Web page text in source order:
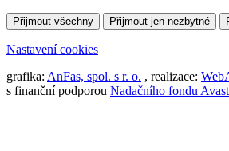
Přijmout všechny Přijmout jen nezbytné
Nastavení cookies
grafika: AnFas, spol. s r. o. , realizace:
s finanční podporou Nadačního fondu Avast